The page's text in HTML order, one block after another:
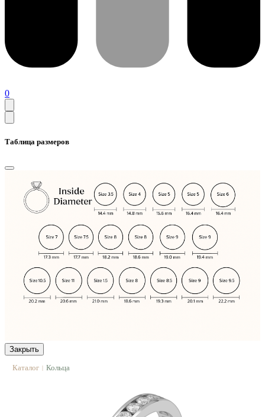
0
Таблица размеров
Закрыть
Каталог | Кольца